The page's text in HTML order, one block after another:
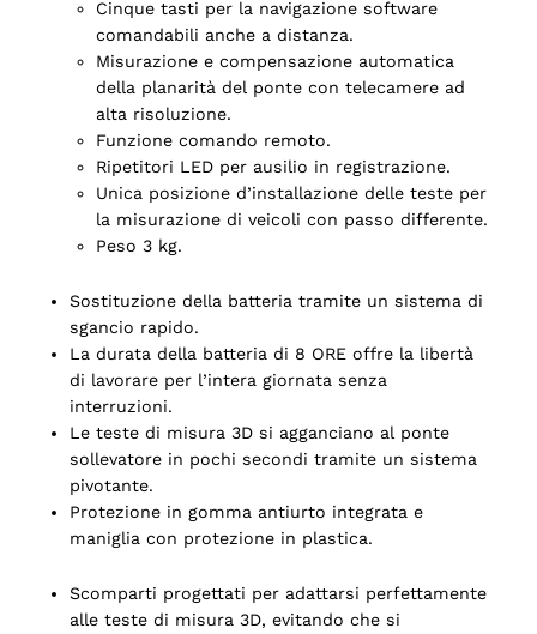
Cinque tasti per la navigazione software
comandabili anche a distanza.
Misurazione e compensazione automatica
della planarità del ponte con telecamere ad
alta risoluzione.
Funzione comando remoto.
Ripetitori LED per ausilio in registrazione.
Unica posizione d’installazione delle teste per
la misurazione di veicoli con passo differente.
Peso 3 kg.
Sostituzione della batteria tramite un sistema di
sgancio rapido.
La durata della batteria di 8 ORE offre la libertà
di lavorare per l’intera giornata senza
interruzioni.
Le teste di misura 3D si agganciano al ponte
sollevatore in pochi secondi tramite un sistema
pivotante.
Protezione in gomma antiurto integrata e
maniglia con protezione in plastica.
Scomparti progettati per adattarsi perfettamente
alle teste di misura 3D, evitando che si